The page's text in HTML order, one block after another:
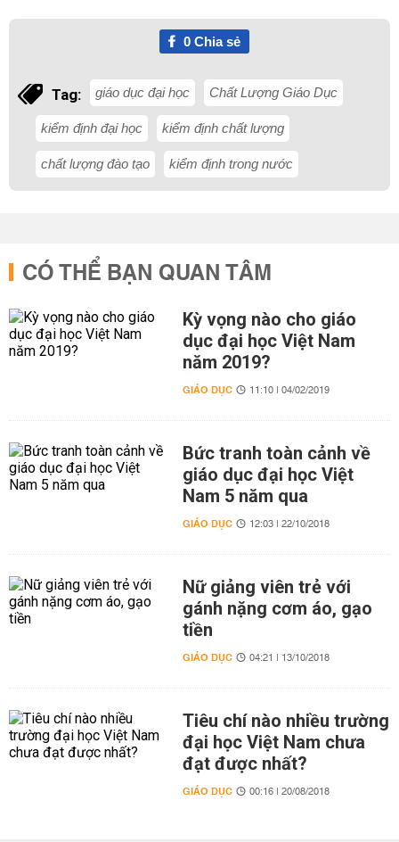
0Chia sẻ
Tag: giáo dục đại học Chất Lượng Giáo Dục
kiểm định đại học kiểm định chất lượng
chất lượng đào tạo kiểm định trong nước
CÓ THỂ BẠN QUAN TÂM
Kỳ vọng nào cho giáo
dục đại học Việt Nam
năm 2019?
GIÁO DỤC 11:10 | 04/02/2019
Bức tranh toàn cảnh về
giáo dục đại học Việt
Nam 5 năm qua
GIÁO DỤC 12:03 | 22/10/2018
Nữ giảng viên trẻ với
gánh nặng cơm áo, gạo
tiền
GIÁO DỤC 04:21 | 13/10/2018
Tiêu chí nào nhiều trường
đại học Việt Nam chưa
đạt được nhất?
GIÁO DỤC 00:16 | 20/08/2018